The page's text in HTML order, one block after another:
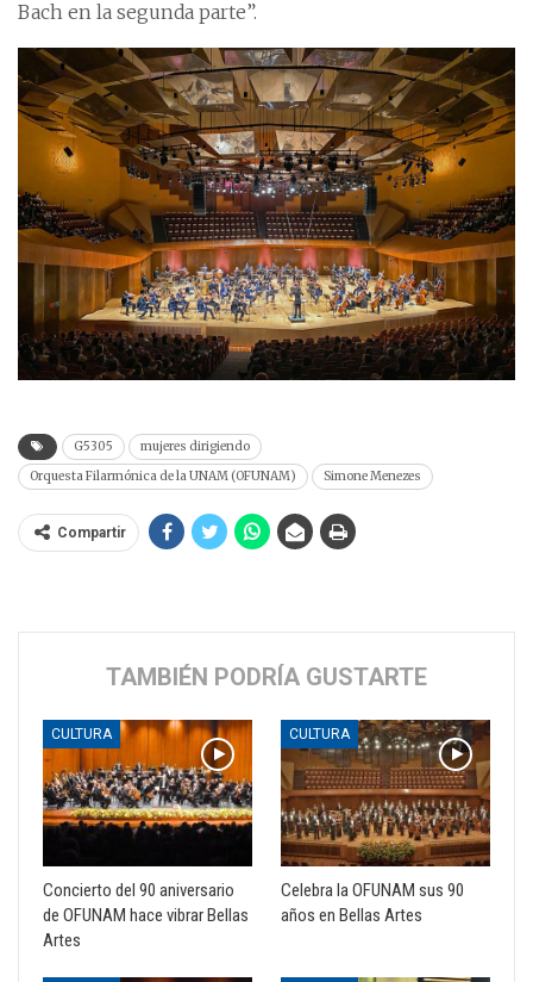
Bach en la segunda parte”.
G5305
mujeres dirigiendo
Orquesta Filarmónica de la UNAM (OFUNAM)
Simone Menezes
Compartir
TAMBIÉN PODRÍA GUSTARTE
CULTURA
Concierto del 90 aniversario
de OFUNAM hace vibrar Bellas
Artes
CULTURA
Celebra la OFUNAM sus 90
años en Bellas Artes